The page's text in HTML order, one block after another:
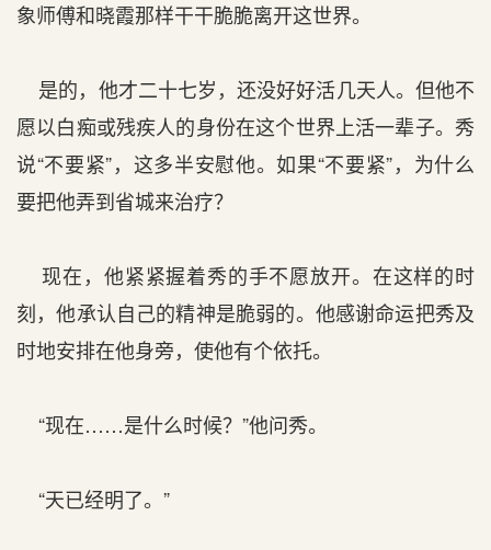
象师傅和晓霞那样干干脆脆离开这世界。
是的，他才二十七岁，还没好好活几天人。但他不
愿以白痴或残疾人的身份在这个世界上活一辈子。秀
说“不要紧”，这多半安慰他。如果“不要紧”，为什么
要把他弄到省城来治疗？
现在，他紧紧握着秀的手不愿放开。在这样的时
刻，他承认自己的精神是脆弱的。他感谢命运把秀及
时地安排在他身旁，使他有个依托。
“现在……是什么时候？”他问秀。
“天已经明了。”